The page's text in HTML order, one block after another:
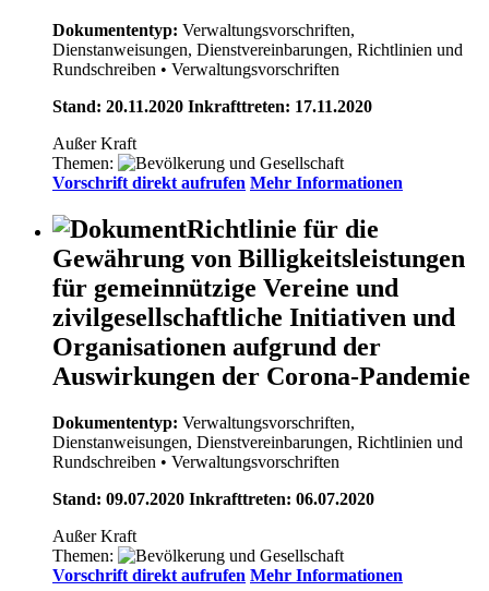
Dokumententyp: Verwaltungsvorschriften,
Dienstanweisungen, Dienstvereinbarungen, Richtlinien und
Rundschreiben • Verwaltungsvorschriften
Stand: 20.11.2020 Inkrafttreten: 17.11.2020
Außer Kraft
Themen:
Vorschrift direkt aufrufen Mehr Informationen
Richtlinie für die
Gewährung von Billigkeitsleistungen
für gemeinnützige Vereine und
zivilgesellschaftliche Initiativen und
Organisationen aufgrund der
Auswirkungen der Corona-Pandemie
Dokumententyp: Verwaltungsvorschriften,
Dienstanweisungen, Dienstvereinbarungen, Richtlinien und
Rundschreiben • Verwaltungsvorschriften
Stand: 09.07.2020 Inkrafttreten: 06.07.2020
Außer Kraft
Themen:
Vorschrift direkt aufrufen Mehr Informationen